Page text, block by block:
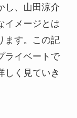
し、山田涼介
イメージとは
ます。この記
ライベートで
しく見ていき